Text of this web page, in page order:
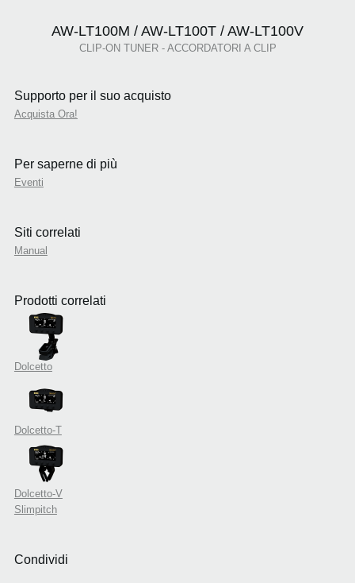
AW-LT100M / AW-LT100T / AW-LT100V
CLIP-ON TUNER - ACCORDATORI A CLIP
Supporto per il suo acquisto
Acquista Ora!
Per saperne di più
Eventi
Siti correlati
Manual
Prodotti correlati
Dolcetto
Dolcetto-T
Dolcetto-V
Slimpitch
Condividi